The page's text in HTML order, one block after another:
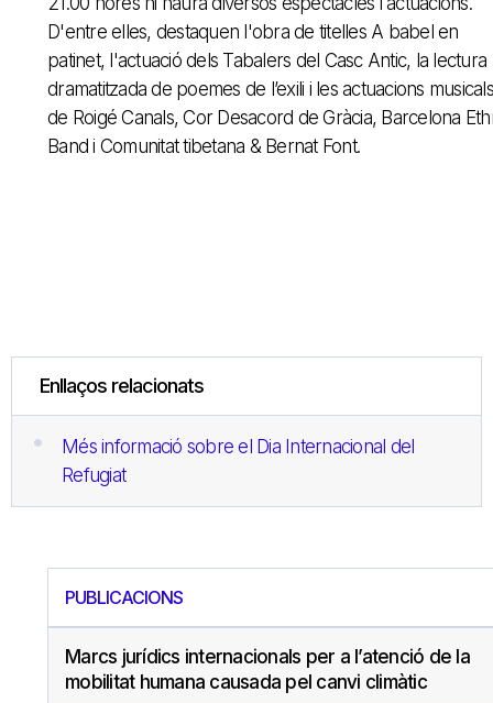
D'entre elles, destaquen l'obra de titelles A babel en
patinet, l'actuació dels Tabalers del Casc Antic, la lectura
dramatitzada de poemes de l’exili i les actuacions musicals
de Roigé Canals, Cor Desacord de Gràcia, Barcelona
Band i Comunitat tibetana & Bernat Font.
Enllaços relacionats
Més informació sobre el Dia Internacional del
Refugiat
PUBLICACIONS
Marcs jurídics internacionals per a l’atenció de la
mobilitat humana causada pel canvi climàtic